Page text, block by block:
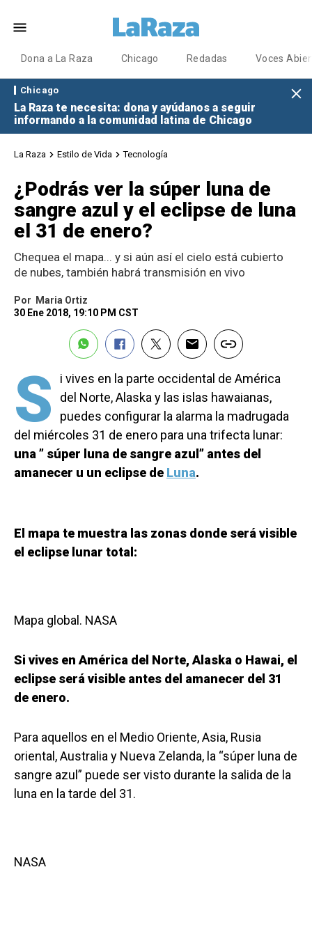
Dona a La Raza Chicago Redadas Voces
Chicago
La Raza te necesita: dona y ayúdanos a seguir
informando a la comunidad latina de Chicago
La Raza Estilo de Vida Tecnología
¿Podrás ver la súper luna de
sangre azul y el eclipse de luna
el 31 de enero?
Chequea el mapa... y si aún así el cielo está cubierto
de nubes, también habrá transmisión en vivo
Por
Maria Ortiz
30 Ene 2018, 19:10 PM CST
S
i vives en la parte occidental de América
del Norte, Alaska y las islas hawaianas,
puedes configurar la alarma la madrugada
del miércoles 31 de enero para una trifecta lunar:
una ” súper luna de sangre azul” antes del
amanecer u un eclipse de Luna.
El mapa te muestra las zonas donde será visible
el eclipse lunar total:
Mapa global. NASA
Si vives en América del Norte, Alaska o Hawai, el
eclipse será visible antes del amanecer del 31
de enero.
Para aquellos en el Medio Oriente, Asia, Rusia
oriental, Australia y Nueva Zelanda, la “súper luna de
sangre azul” puede ser visto durante la salida de la
luna en la tarde del 31.
NASA